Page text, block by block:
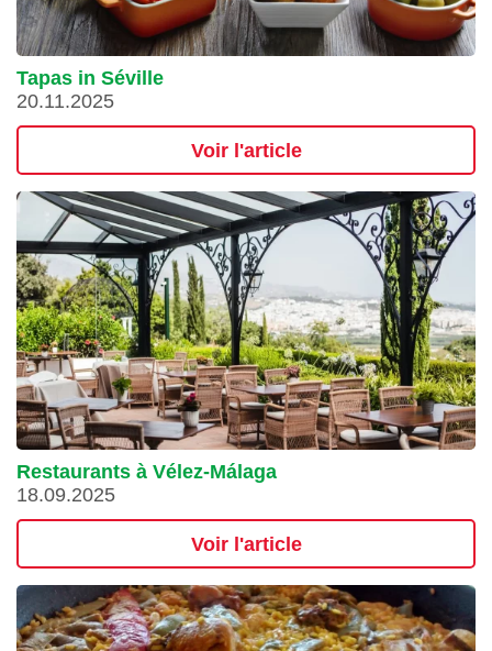
Tapas in Séville
20.11.2025
Voir l'article
Restaurants à Vélez-Málaga
18.09.2025
Voir l'article